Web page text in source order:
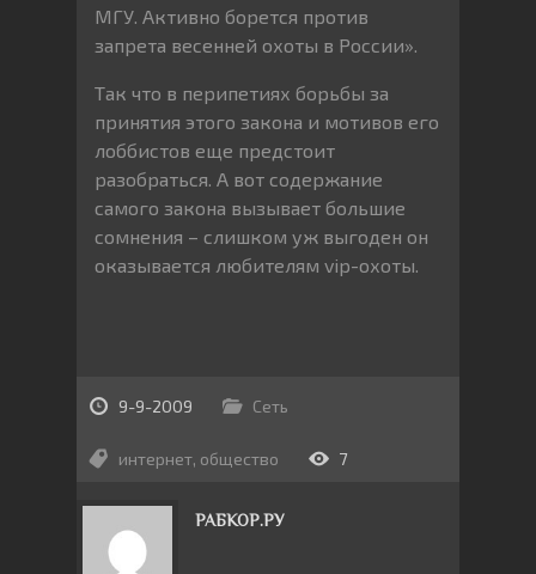
МГУ. Активно борется против
запрета весенней охоты в России».
Так что в перипетиях борьбы за
принятия этого закона и мотивов его
лоббистов еще предстоит
разобраться. А вот содержание
самого закона вызывает большие
сомнения – слишком уж выгоден он
оказывается любителям vip-охоты.
9-9-2009 Сеть
интернет, общество 7
РАБКОР.РУ